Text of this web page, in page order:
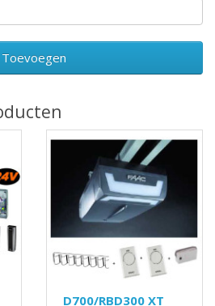
Toevoegen
D700/RBD300 XT